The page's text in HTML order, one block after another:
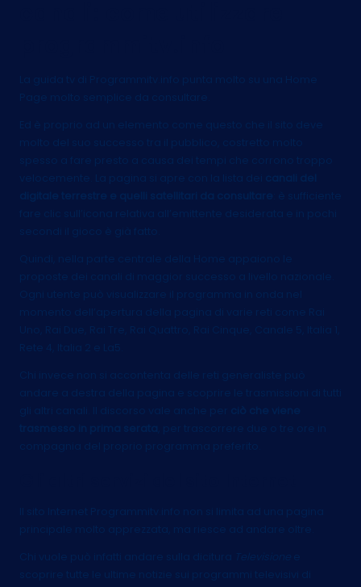
La guida tv di Programmitv.info
punta molto su una Home
Page molto semplice da consultare.
Ed è proprio ad un elemento come questo che il sito deve
molto del suo successo tra il pubblico, costretto molto
spesso a fare presto a causa dei tempi che corrono troppo
velocemente. La pagina si apre con la lista dei
canali del
digitale terrestre e quelli satellitari da consultare
: è sufficiente
fare clic sull’icona relativa all’emittente desiderata e in pochi
secondi il gioco è già fatto.
Quindi, nella parte centrale della Home appaiono le
proposte dei canali di maggior successo a livello nazionale.
Ogni utente può visualizzare il programma in onda nel
momento dell’apertura della pagina di varie reti come Rai
Uno, Rai Due, Rai Tre, Rai Quattro, Rai Cinque, Canale 5, Italia 1,
Rete 4, Italia 2 e La5.
Chi invece non si accontenta delle reti generaliste può
andare a destra della pagina e scoprire le trasmissioni di tutti
gli altri canali. Il discorso vale anche per ciò che viene
trasmesso in prima serata
, per trascorrere due o tre ore in
compagnia del proprio programma preferito.
Il sito Internet Programmitv.info non si limita ad una pagina
principale molto apprezzata, ma riesce ad andare oltre.
Chi vuole può infatti andare sulla dicitura
e
scoprire tutte le ultime notizie sui programmi televisivi di